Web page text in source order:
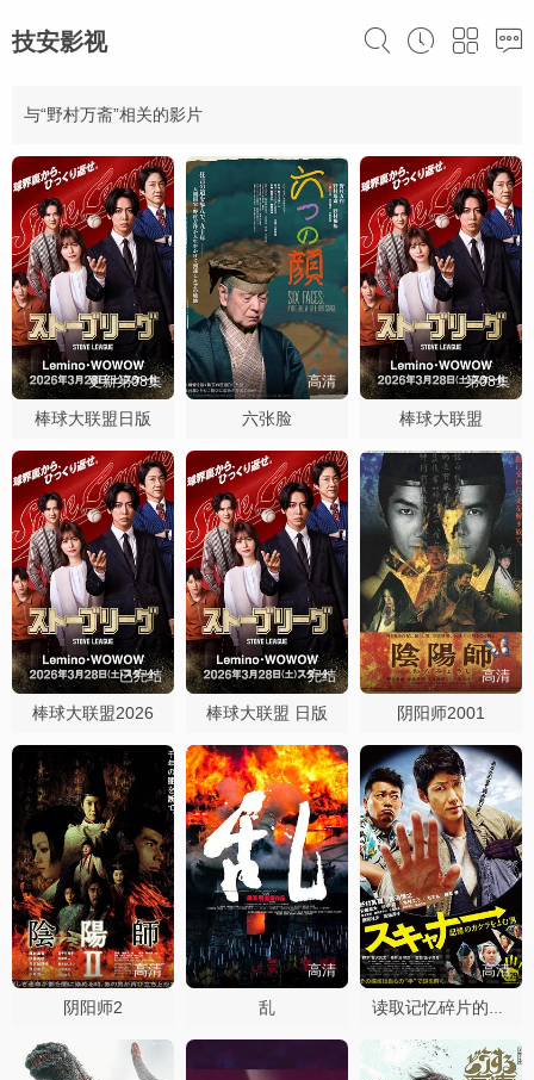
技安影视
与“野村万斋”相关的影片
更新第08集
棒球大联盟日版
高清
六张脸
第08集
棒球大联盟
已完结
棒球大联盟2026
完结
棒球大联盟 日版
高清
阴阳师2001
高清
阴阳师2
高清
乱
高清
读取记忆碎片的男人